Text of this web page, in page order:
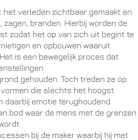
verleden zichtbaar gemaakt en
branden. Hierbij worden de
zodat het op van zich uit begint te
en opbouwen waaruit
is een bewegelijk proces dat
gehouden. Toch treden ze op
die slechts het hoogst
daarbij emotie terughoudend.
bod waar de mens met de grenzen
bij de maker waarbij hij met